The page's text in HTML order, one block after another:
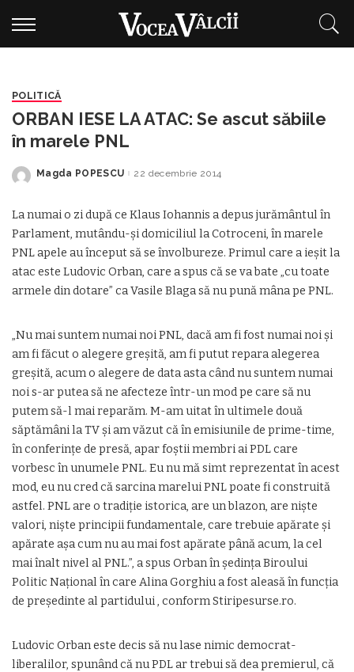
POLITICĂ
ORBAN IESE LA ATAC: Se ascut săbiile
în marele PNL
Posted
Magda POPESCU 22 decembrie 2014
La numai o zi după ce Klaus Iohannis a depus jurământul în
Parlament, mutându-şi domiciliul la Cotroceni, în marele
PNL apele au început să se învolbureze. Primul care a ieşit la
atac este Ludovic Orban, care a spus că se va bate „cu toate
armele din dotare” ca Vasile Blaga să nu pună mâna pe PNL.
„Nu mai suntem numai noi PNL, dacă am fi fost numai noi și
am fi făcut o alegere greșită, am fi putut repara alegerea
greșită, acum o alegere de data asta când nu suntem numai
noi s-ar putea să ne afecteze într-un mod pe care să nu
putem să-l mai reparăm. M-am uitat în ultimele două
săptămâni la TV și am văzut că în emisiunile de prime-time,
în conferințe de presă, apar foștii membri ai PDL care
vorbesc în unumele PNL. Eu nu mă simt reprezentat în acest
mod, eu nu cred că sarcina marelui PNL poate fi construită
astfel. PNL are o tradiție istorica, are un blazon, are niște
valori, niște principii fundamentale, care trebuie apărate și
apărate așa cum nu au mai fost apărate până acum, la cel
mai înalt nivel al PNL.”, a spus Orban în ședința Biroului
Politic Național în care Alina Gorghiu a fost aleasă în funcția
de președinte al partidului , conform Stiripesurse.ro.
Ludovic Orban este decis să nu lase nimic democrat-
liberalilor, spunând că nu PDL ar trebui să dea premierul, că